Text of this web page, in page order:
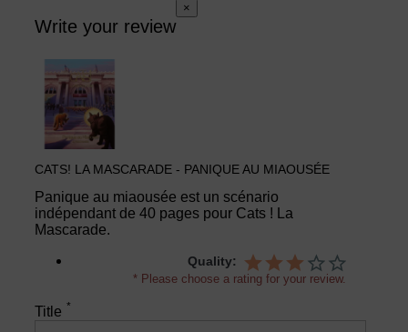
Write your review
×
CATS! LA MASCARADE - PANIQUE AU MIAOUSÉE
Panique au miaousée est un scénario
indépendant de 40 pages pour Cats ! La
Mascarade.
Quality:
* Please choose a rating for your review.
Title *